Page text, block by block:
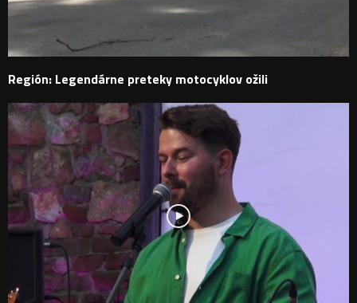
Región: Legendárne preteky motocyklov ožili